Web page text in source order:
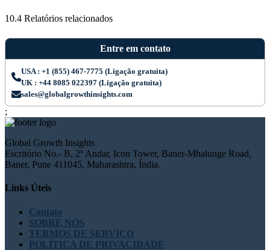
10.4 Relatórios relacionados
Entre em contato
USA : +1 (855) 467-7775 (Ligação gratuita)
UK : +44 8085 022397 (Ligação gratuita)
sales@globalgrowthinsights.com
;
Global Growth Insights
Escritório No.- B, 2º Andar, Icon Tower, Baner-Mhalunge Road,
Baner, Pune 411045, Maharashtra, Índia.
Links Úteis
Contato
SOBRE NÓS
TERMOS DE SERVIÇO
POLÍTICA DE PRIVACIDADE